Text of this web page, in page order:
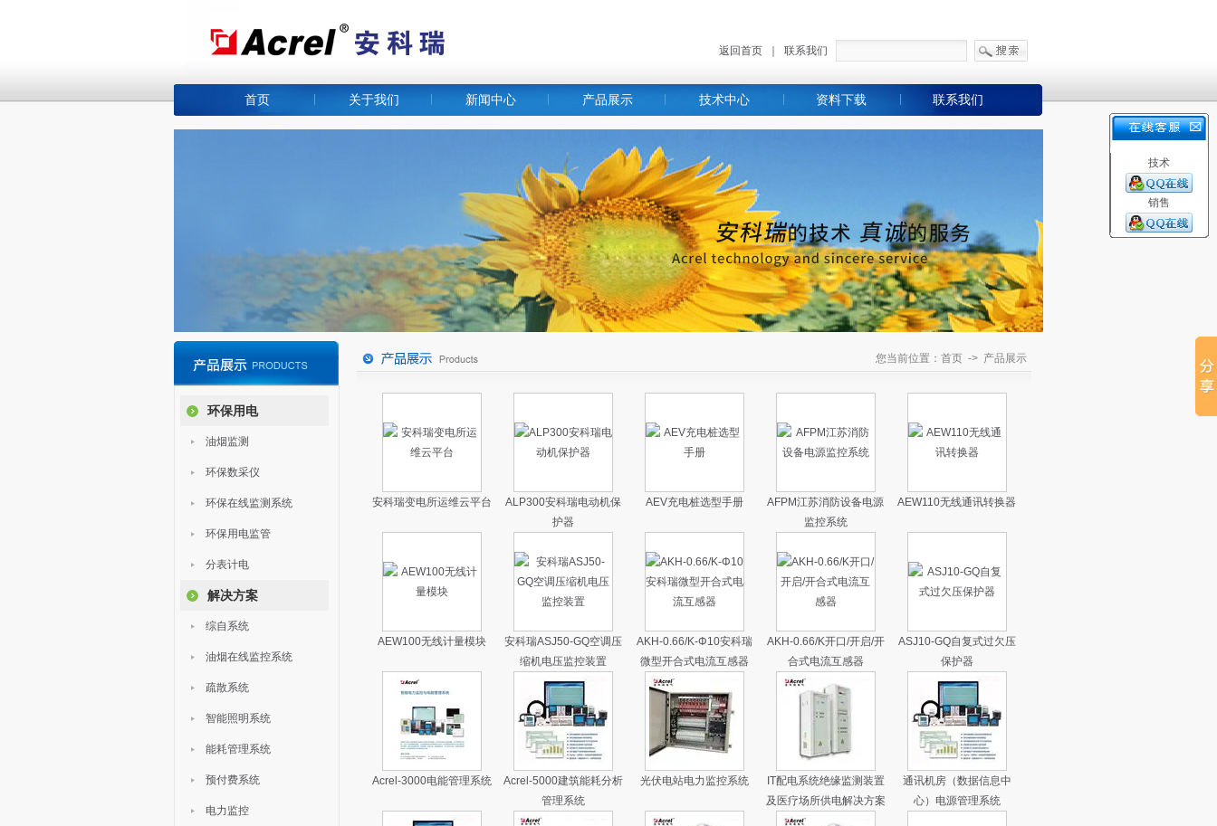
返回首页 联系我们
首页 关于我们 新闻中心 产品展示 技术中心 资料下载 联系我们
环保用电
油烟监测
环保数采仪
环保在线监测系统
环保用电监管
分表计电
解决方案
综自系统
油烟在线监控系统
疏散系统
智能照明系统
能耗管理系统
预付费系统
电力监控
您当前位置：首页 -> 产品展示
安科瑞变电所运维云平台
ALP300安科瑞电动机保
护器
AEV充电桩选型手册
AFPM江苏消防设备电源
监控系统
AEW110无线通讯转换器
AEW100无线计量模块
安科瑞ASJ50-GQ空调压
缩机电压监控装置
AKH-0.66/K-Φ10安科瑞
微型开合式电流互感器
AKH-0.66/K开口/开启/开
合式电流互感器
ASJ10-GQ自复式过欠压
保护器
Acrel-3000电能管理系统
Acrel-5000建筑能耗分析
管理系统
光伏电站电力监控系统
IT配电系统绝缘监测装置
及医疗场所供电解决方案
通讯机房（数据信息中
心）电源管理系统
技术
销售